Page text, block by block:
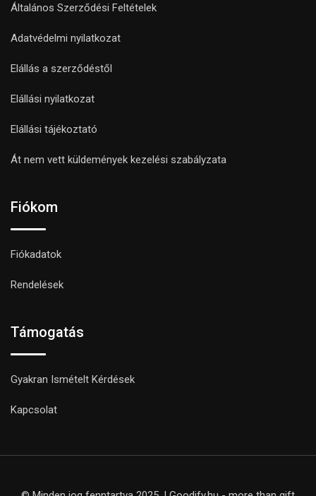
Általános Szerződési Feltételek
Adatvédelmi nyilatkozat
Elállás a szerződéstől
Elállási nyilatkozat
Elállási tájékoztató
Át nem vett küldemények kezelési szabályzata
Fiókom
Fiókadatok
Rendelések
Támogatás
Gyakran Ismételt Kérdések
Kapcsolat